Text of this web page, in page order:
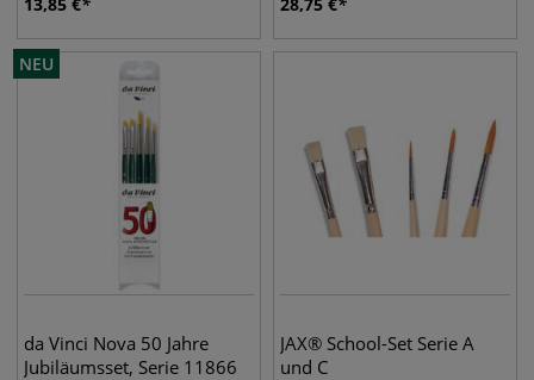
NEU
da Vinci Nova 50 Jahre
Jubiläumsset, Serie 11866
JAX® School-Set Serie A
und C